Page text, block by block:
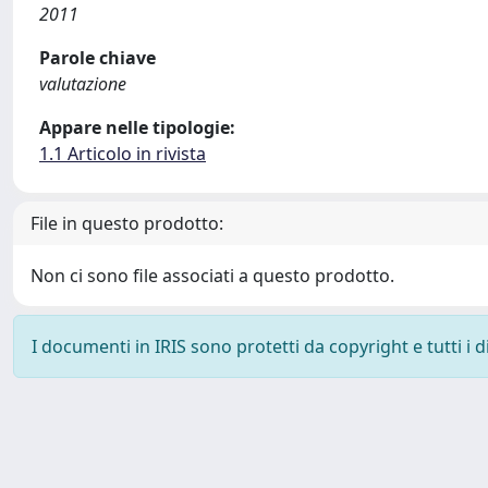
2011
Parole chiave
valutazione
Appare nelle tipologie:
1.1 Articolo in rivista
File in questo prodotto:
Non ci sono file associati a questo prodotto.
I documenti in IRIS sono protetti da copyright e tutti i